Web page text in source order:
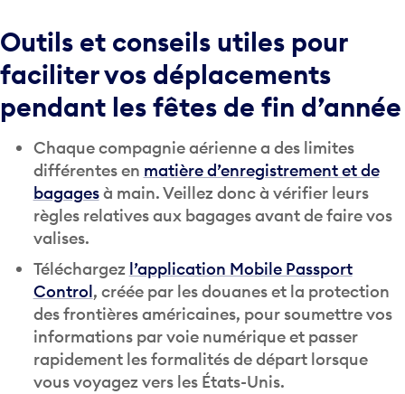
Outils et conseils utiles pour
faciliter vos déplacements
pendant les fêtes de fin d’année
Chaque compagnie aérienne a des limites
différentes en matière d’enregistrement et de
bagagesà main. Veillez donc à vérifier leurs
règles relatives aux bagages avant de faire vos
valises.
Téléchargez l’application Mobile Passport
Control, créée par les douanes et la protection
des frontières américaines, pour soumettre vos
informations par voie numérique et passer
rapidement les formalités de départ lorsque
vous voyagez vers les États-Unis.